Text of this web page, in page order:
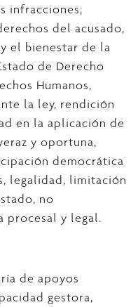
infracciones;
del acusado,
el bienestar de la
de Derecho
Humanos,
la ley, rendición
en la aplicación de
y oportuna,
democrática
legalidad, limitación
no
procesal y legal.
de apoyos
gestora,